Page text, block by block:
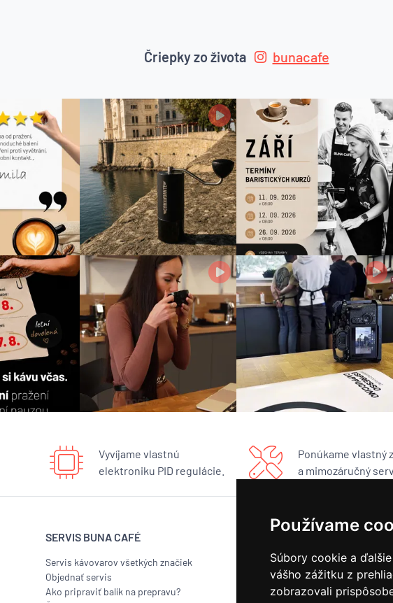
Používame
Súbory cookie a
vášho zážitku z
zobrazovali
Čriepky zo života bunacafe
Vyvíjame vlastnú
elektroniku PID regulácie.
Ponúkame vlastný
a mimozáručný
SERVIS BUNA CAFÉ
Servis kávovarov všetkých značiek
Objednať servis
Ako pripraviť balík na prepravu?
Showroom
Pražiareň
Náš príbeh